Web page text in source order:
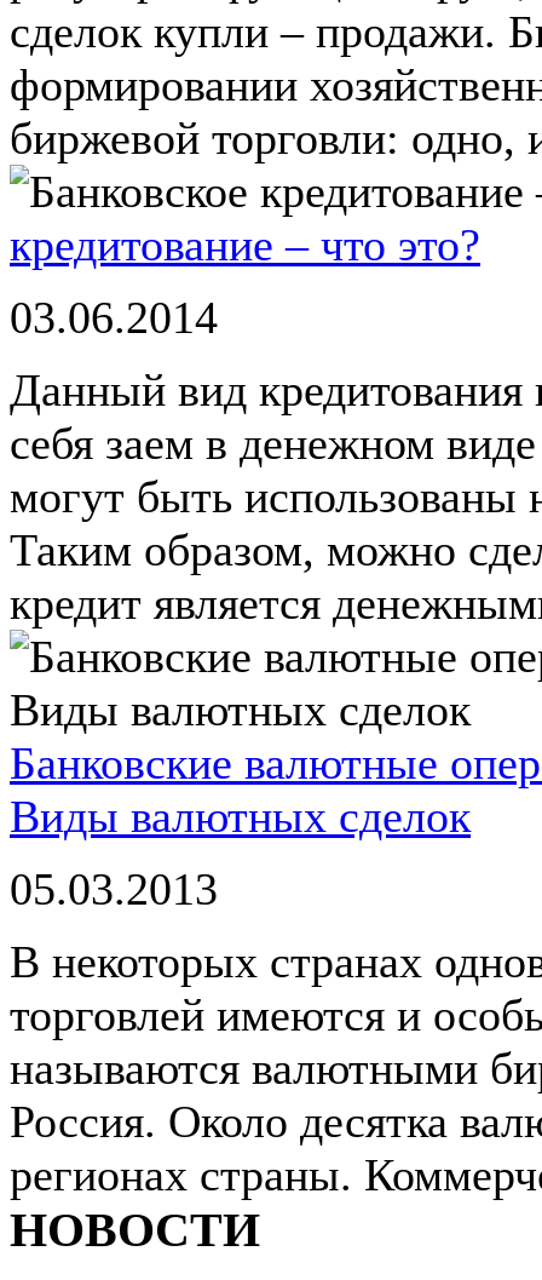
сделок купли – продажи.
формировании
биржевой торговли: одно,
кредитование – что это?
03.06.2014
Данный вид кредитования
себя заем в денежном
могут быть
Таким образом, можно
кредит является
Банковские валютные
Виды валютных сделок
05.03.2013
В некоторых странах
торговлей имеются и
называются валютными
Россия. Около десятка
регионах страны.
НОВОСТИ